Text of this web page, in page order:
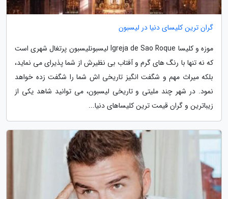
گران ترین کلیسای دنیا در لیسبون
موزه و کلیسا Igreja de Sao Roque لیسبونلیسبون پرتغال شهری است
که نه تنها با رنگ های گرم و آفتاب بی نظیرش از شما پذیرای می نماید،
بلکه میراث مهم و شگفت انگیز تاریخی اش شما را شگفت زده خواهد
نمود. در شهر چند ملیتی و تاریخی لیسبون، می توانید شاهد یکی از
زیباترین و گران قیمت ترین کلیساهای دنیا...